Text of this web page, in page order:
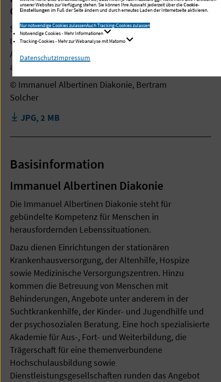
Gehrckens
Senior Expert, Klinik für Diagnostische und
Interventionelle Radiologie
Albertinen Krankenhaus
ab 1. Mai 2026
© Immanuel Albertinen Diakonie, Bertram
Solcher
JPG, 2 MB
Basisinformation
Immanuel Albertinen Diakonie
Die Immanuel Albertinen Diakonie steht für
gebündelte Kompetenz für Menschen in
herausfordernden Lebenssituationen.
Dazu dienen Einrichtungen der stationären
Krankenhausversorgung, der Altenhilfe, Hospize
sowie Medizinische Versorgungszentren. Hinzu
kommen die Betreuung von Menschen mit
Behinderungen, Angebote unter anderem in der
Suchtkrankenhilfe, der Kinder- und Jugendhilfe und
der psychosozialen Beratung. Eine hoch spezialisierte
Akademie für Aus-, Fort- und Weiterbildung, die
Trägerschaft für eine themenverbundene
Hochschulausbildung sowie
Dienstleistungsgesellschaften runden das Angebot
unserer Websites zur Verfügung stehen. Sie können Ihre Auswahl jederzeit über dieCookie-
Einstellungen im Fuß der Seite ändern und durch erneutes Laden der Internetseite aktivieren.
Nur notwendige Cookies zulassenAuch Tracking-Cookies zulassen
Notwendige Cookies - Mehr Informationen
Tracking-Cookies - Mehr zur Webanalyse mit Matomo
DatenschutzImpressum